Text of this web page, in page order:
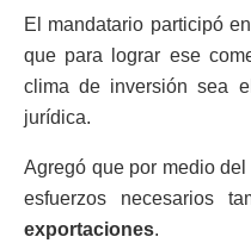
El mandatario participó
que para lograr ese
clima de inversión sea
jurídica.
Agregó que por medio
esfuerzos necesarios
exportaciones.